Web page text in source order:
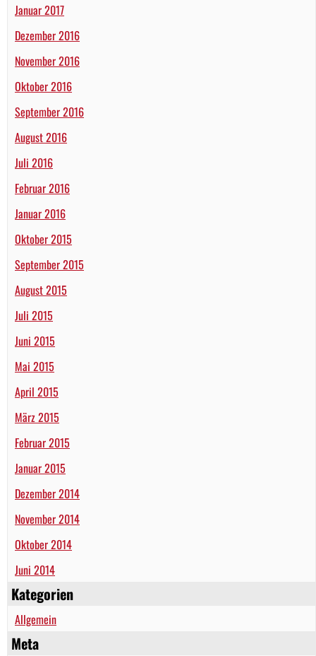
Januar 2017
Dezember 2016
November 2016
Oktober 2016
September 2016
August 2016
Juli 2016
Februar 2016
Januar 2016
Oktober 2015
September 2015
August 2015
Juli 2015
Juni 2015
Mai 2015
April 2015
März 2015
Februar 2015
Januar 2015
Dezember 2014
November 2014
Oktober 2014
Juni 2014
Kategorien
Allgemein
Meta